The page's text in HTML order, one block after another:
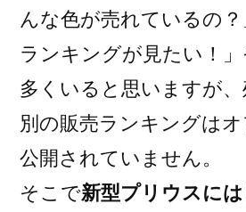
開)
んな色が売れているの
ランキングが見たい！
多くいると思いますが
別の販売ランキングは
公開されていません。
そこで新型プリウスに